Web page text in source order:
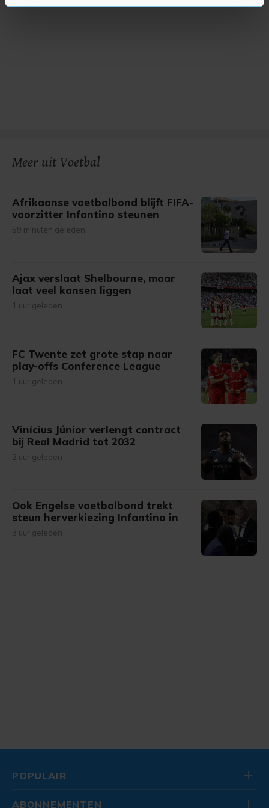
U kunt uw toestemming op elk moment wijzigen of
Meer uit Voetbal
Afrikaanse voetbalbond blijft FIFA-
voorzitter Infantino steunen
59 minuten geleden
Ajax verslaat Shelbourne, maar
laat veel kansen liggen
1 uur geleden
FC Twente zet grote stap naar
play-offs Conference League
1 uur geleden
Vinícius Júnior verlengt contract
bij Real Madrid tot 2032
2 uur geleden
Ook Engelse voetbalbond trekt
steun herverkiezing Infantino in
3 uur geleden
POPULAIR
ABONNEMENTEN